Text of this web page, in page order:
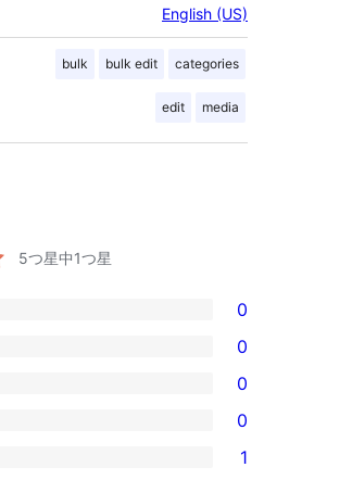
English (US)
bulk bulk edit categories
edit media
5つ星中1つ星
0
0
0
0
1